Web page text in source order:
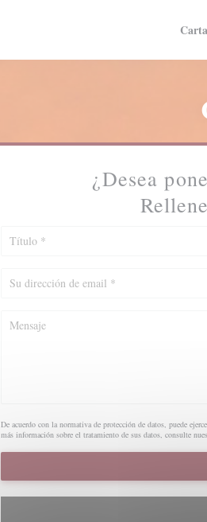
Carta
¿Desea
De acuerdo con la normativa de protección de datos, puede
más información sobre el tratamiento de sus datos, consulte